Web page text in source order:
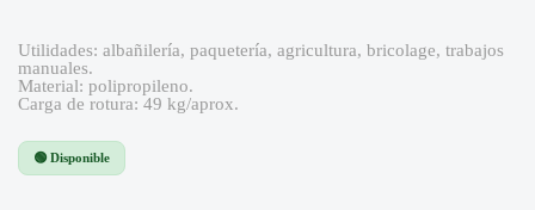
Utilidades: albañilería, paquetería, agricultura, bricolage, trabajos
manuales.
Material: polipropileno.
Carga de rotura: 49 kg/aprox.
🟢 Disponible